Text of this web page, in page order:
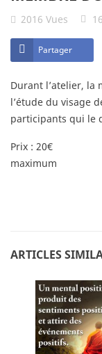
2016 Vues
Partager
Durant l’atelier, la
l’étude du visage
participants qui le
Prix : 20€
maximum
ARTICLES